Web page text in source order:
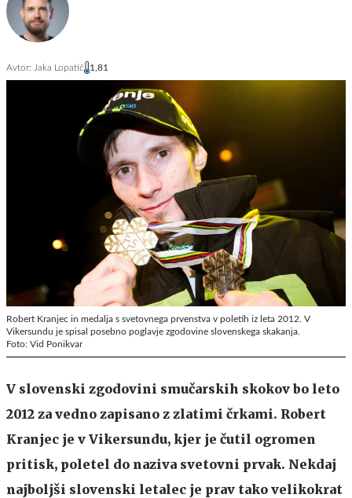
Avtor: Jaka Lopatič 1,81
Robert Kranjec in medalja s svetovnega prvenstva v poletih iz leta 2012. V
Vikersundu je spisal posebno poglavje zgodovine slovenskega skakanja.
Foto: Vid Ponikvar
V slovenski zgodovini smučarskih skokov bo leto
2012 za vedno zapisano z zlatimi črkami. Robert
Kranjec je v Vikersundu, kjer je čutil ogromen
pritisk, poletel do naziva svetovni prvak. Nekdaj
najboljši slovenski letalec je prav tako velikokrat